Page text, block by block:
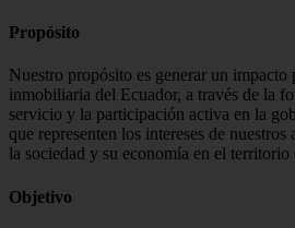
Propósito
Nuestro propósito es generar un
inmobiliaria del Ecuador, a través de la
servicio y la participación activa en la
que representen los intereses de
la sociedad y su economía en el territorio
Objetivo